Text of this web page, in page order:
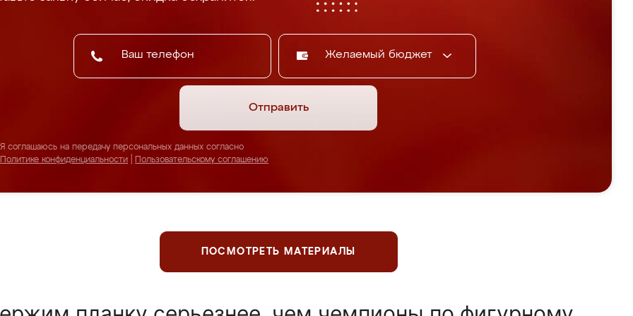
Желаемый бюджет
Отправить
Я соглашаюсь на передачу персональных данных согласно
Политике конфиденциальности
Пользовательскому соглашению
ПОСМОТРЕТЬ МАТЕРИАЛЫ